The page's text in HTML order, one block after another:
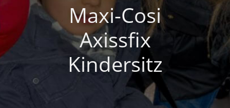
Maxi-Cosi
Axissfix
Kindersitz